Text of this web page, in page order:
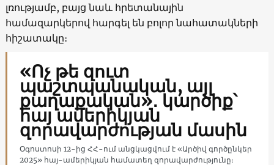
լռությամբ, բայց նաև հրետանային
համազարկերով հարգել են բոլոր նահատակների
հիշատակը։
«Ոչ թե զուտ
պաշտպանական, այլ
քաղաքական»․ կարծիք՝
հայ ամերիկյան
զորավարժության մասին
Օգոստոսի 12-ից ՀՀ-ում անցկացվում է «Արծիվ գործընկեր
2025» հայ-ամերիկյան համատեղ զորավարժությունը։